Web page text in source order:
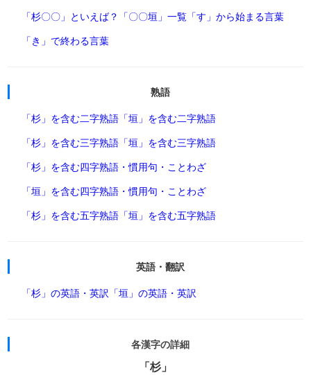
「杉〇〇」といえば？ 「〇〇垣」一覧 「す」から始まる言葉
「き」で終わる言葉
熟語
「杉」を含む二字熟語 「垣」を含む二字熟語
「杉」を含む三字熟語 「垣」を含む三字熟語
「杉」を含む四字熟語・慣用句・ことわざ
「垣」を含む四字熟語・慣用句・ことわざ
「杉」を含む五字熟語 「垣」を含む五字熟語
英語・翻訳
「杉」の英語・英訳 「垣」の英語・英訳
各漢字の詳細
「杉」